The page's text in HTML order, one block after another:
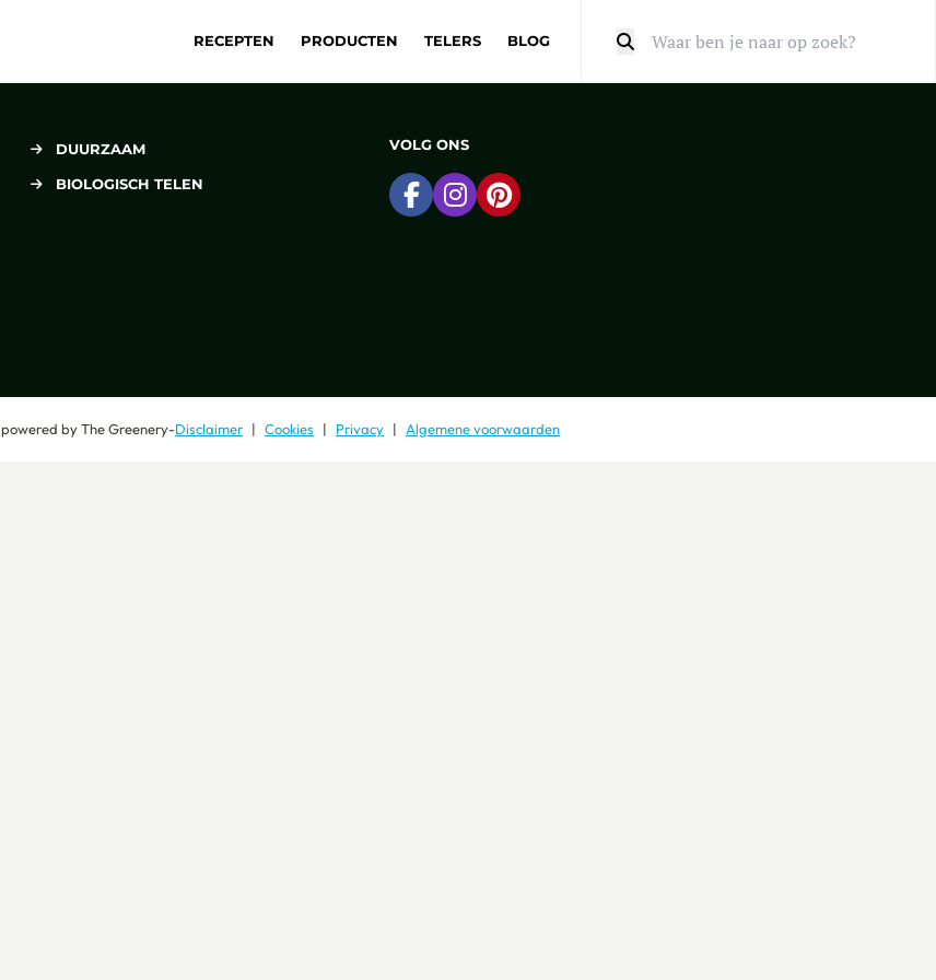
RECEPTEN PRODUCTEN TELERS BLOG
DUURZAAM
BIOLOGISCH TELEN
VOLG ONS
Ga naar Facebook
Ga naar Instagram
Ga naar Pinterest
powered byThe Greenery-Disclaimer Cookies Privacy Algemene voorwaarden